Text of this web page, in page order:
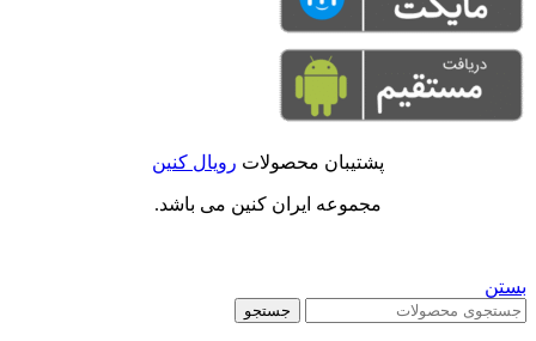
پشتیبان محصولات رویال کنین
مجموعه ایران کنین می باشد.
بستن
جستجو